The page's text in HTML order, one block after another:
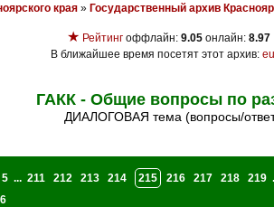
края» Государственный архив
★ Рейтинг оффлайн: 9.05 онлайн: 8.97
В ближайшее время посетят этот архив:
ГАКК - Общие вопросы по
ДИАЛОГОВАЯ тема (вопросы/
5 ... 211 212 213 214 215 216 217 218 219